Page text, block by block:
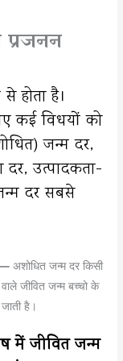
प्रजनन
होता है।
कई विधयों को
जन्म दर,
दर, उत्पादकता-
दर सबसे
— अशोधित जन्म दर किसी
जीवित जन्म बच्चो के
है।
में जीवित जन्म